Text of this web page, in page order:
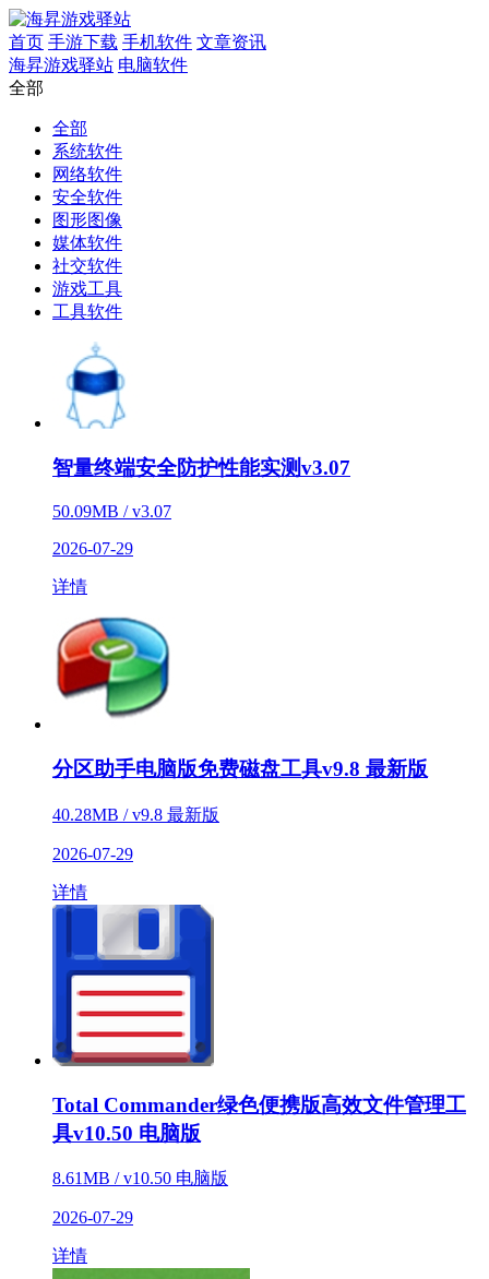
首页 手游下载 手机软件 文章资讯
海昇游戏驿站 电脑软件
全部
全部
系统软件
网络软件
安全软件
图形图像
媒体软件
社交软件
游戏工具
工具软件
智量终端安全防护性能实测v3.07
50.09MB / v3.07
2026-07-29
详情
分区助手电脑版免费磁盘工具v9.8 最新版
40.28MB / v9.8 最新版
2026-07-29
详情
Total Commander绿色便携版高效文件管理工
具v10.50 电脑版
8.61MB / v10.50 电脑版
2026-07-29
详情